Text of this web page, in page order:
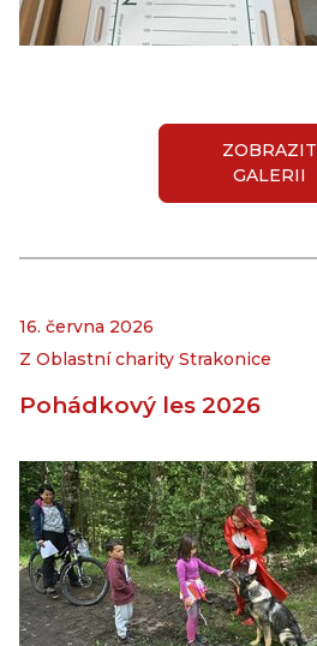
ZOBRAZIT
GALERII
16. června 2026
Z Oblastní charity Strakonice
Pohádkový les 2026